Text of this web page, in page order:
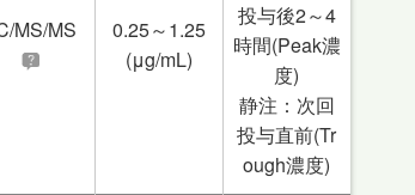
MS/MS
0.25～1.25
(μg/mL)
投与後2～4
時間(Peak濃
度)
静注：次回
投与直前(Tr
ough濃度)